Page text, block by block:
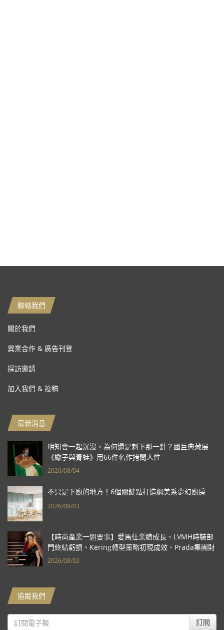
聯絡我們
關於我們
異業合作 & 廣告刊登
採訪邀請
加入我們 & 投稿
最新消息
明知會一起沉沒，為何還是刺下那一針？國巨典藏展
《蠍子與青蛙》用66件名作拷問人性
2026/08/04
不只是下廚的地方！6個關鍵點打造網美系夢幻廚房
2026/08/03
【時尚產業一週要事】愛馬仕業績成長、LVMH時裝部
門終結虧損、Kering轉型策略初現成效、Prada集團財
報亮眼
2026/08/02
追蹤我們
訂閱